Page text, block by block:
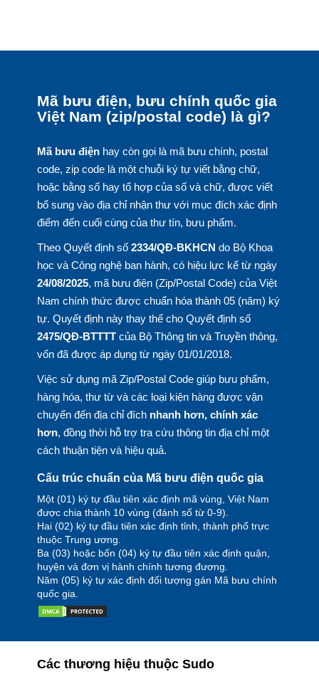
Mã bưu điện, bưu chính quốc gia
Việt Nam (zip/postal code) là gì?
Mã bưu điệnhay còn gọi là mã bưu chính, postal
code, zip code là một chuỗi ký tự viết bằng chữ,
hoặc bằng số hay tổ hợp của số và chữ, được viết
bổ sung vào địa chỉ nhận thư với mục đích xác định
điểm đến cuối cùng của thư tín, bưu phẩm.
Theo Quyết định số 2334/QĐ-BKHCN do Bộ Khoa
học và Công nghệ ban hành, có hiệu lực kể từ ngày
24/08/2025, mã bưu điện (Zip/Postal Code) của Việt
Nam chính thức được chuẩn hóa thành 05 (năm) ký
tự. Quyết định này thay thế cho Quyết định số
2475/QĐ-BTTTTcủa Bộ Thông tin và Truyền thông,
vốn đã được áp dụng từ ngày 01/01/2018.
Việc sử dụng mã Zip/Postal Code giúp bưu phẩm,
hàng hóa, thư từ và các loại kiện hàng được vận
chuyển đến địa chỉ đích nhanh hơn, chính xác
hơn, đồng thời hỗ trợ tra cứu thông tin địa chỉ một
cách thuận tiện và hiệu quả.
Cấu trúc chuẩn của Mã bưu điện quốc gia
Một (01) ký tự đầu tiên xác định mã vùng, Việt Nam
được chia thành 10 vùng (đánh số từ 0-9).
Hai (02) ký tự đầu tiên xác định tỉnh, thành phố trực
thuộc Trung ương.
Ba (03) hoặc bốn (04) ký tự đầu tiên xác định quận,
huyện và đơn vị hành chính tương đương.
Năm (05) ký tự xác định đối tượng gán Mã bưu chính
quốc gia.
Các thương hiệu thuộc Sudo